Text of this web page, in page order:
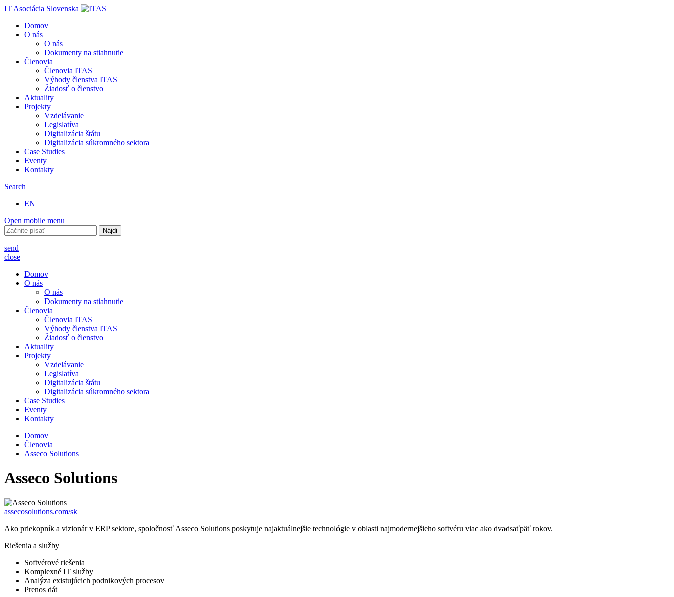
IT Asociácia Slovenska
Domov
O nás
O nás
Dokumenty na stiahnutie
Členovia
Členovia ITAS
Výhody členstva ITAS
Žiadosť o členstvo
Aktuality
Projekty
Vzdelávanie
Legislatíva
Digitalizácia štátu
Digitalizácia súkromného sektora
Case Studies
Eventy
Kontakty
Search
EN
Open mobile menu
Hľadať:
send
close
Domov
O nás
O nás
Dokumenty na stiahnutie
Členovia
Členovia ITAS
Výhody členstva ITAS
Žiadosť o členstvo
Aktuality
Projekty
Vzdelávanie
Legislatíva
Digitalizácia štátu
Digitalizácia súkromného sektora
Case Studies
Eventy
Kontakty
Domov
Členovia
Asseco Solutions
Asseco Solutions
assecosolutions.com/sk
Ako priekopník a vizionár v ERP sektore, spoločnosť Asseco Solutions poskytuje najaktuálnejšie technológie v oblasti najmodernejšieho softvéru viac ako dvadsaťpäť rokov.
Riešenia a služby
Softvérové riešenia
Komplexné IT služby
Analýza existujúcich podnikových procesov
Prenos dát